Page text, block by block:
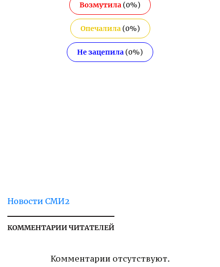
Возмутила (0%)
Опечалила(0%)
Не зацепила (0%)
Новости СМИ2
КОММЕНТАРИИ ЧИТАТЕЛЕЙ
Комментарии отсутствуют.